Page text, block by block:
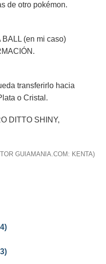
de otro pokémon.
BALL (en mi caso)
transferirlo hacia
o Cristal.
DITTO SHINY,
GUIAMANIA.COM: KENTA)